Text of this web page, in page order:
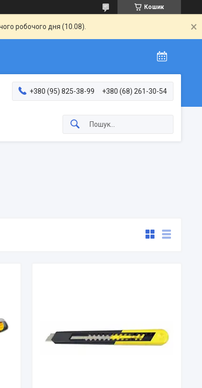
Кошик
робочого дня (10.08).
+380 (95) 825-38-99 +380 (68) 261-30-54